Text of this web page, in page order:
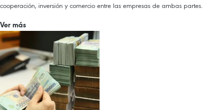
cooperación, inversión y comercio entre las empresas de ambas partes.
Ver más